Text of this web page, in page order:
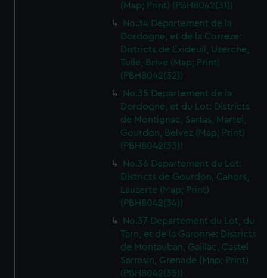
(Map; Print) (PBH8042(31))
No.34 Departement de la
Dordogne, et de la Correze:
Districts de Exideuil, Uzerche,
Tulle, Brive (Map; Print)
(PBH8042(32))
No.35 Departement de la
Dordogne, et du Lot: Districts
de Montignac, Sartas, Martel,
Gourdon, Belvez (Map; Print)
(PBH8042(33))
No.36 Departement du Lot:
Districts de Gourdon, Cahors,
Lauzerte (Map; Print)
(PBH8042(34))
No.37 Departement du Lot, du
Tarn, et de la Garonne: Districts
de Montauban, Gaillac, Castel
Sarrasin, Grenade (Map; Print)
(PBH8042(35))